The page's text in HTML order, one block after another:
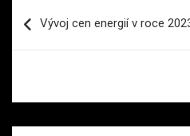
pro
Vývoj cen energií v roce